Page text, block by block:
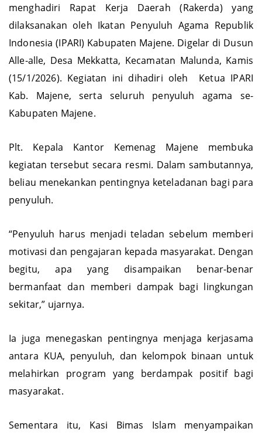
menghadiri Rapat Kerja Daerah (Rakerda) yang
dilaksanakan oleh Ikatan Penyuluh Agama Republik
Indonesia (IPARI) Kabupaten Majene. Digelar di Dusun
Alle-alle, Desa Mekkatta, Kecamatan Malunda, Kamis
(15/1/2026). Kegiatan ini dihadiri oleh Ketua IPARI
Kab. Majene, serta seluruh penyuluh agama se-
Kabupaten Majene.
Plt. Kepala Kantor Kemenag Majene membuka
kegiatan tersebut secara resmi. Dalam sambutannya,
beliau menekankan pentingnya keteladanan bagi para
penyuluh.
“Penyuluh harus menjadi teladan sebelum memberi
motivasi dan pengajaran kepada masyarakat. Dengan
begitu, apa yang disampaikan benar-benar
bermanfaat dan memberi dampak bagi lingkungan
sekitar,” ujarnya.
Ia juga menegaskan pentingnya menjaga kerjasama
antara KUA, penyuluh, dan kelompok binaan untuk
melahirkan program yang berdampak positif bagi
masyarakat.
Sementara itu, Kasi Bimas Islam menyampaikan